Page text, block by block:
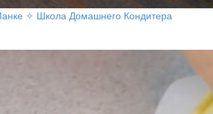
✧ Школа Домашнего Кондитера